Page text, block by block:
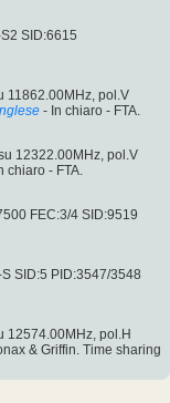
SID:6615
11862.00MHz, pol.V
- In chiaro - FTA.
12322.00MHz, pol.V
chiaro - FTA.
FEC:3/4 SID:9519
SID:5 PID:3547/3548
12574.00MHz, pol.H
& Griffin. Time sharing